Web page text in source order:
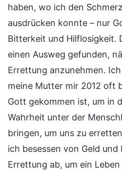
haben, wo ich den
ausdrücken konnte – nur
Bitterkeit und Hilflosigkeit.
einen Ausweg gefunden,
Errettung anzunehmen.
meine Mutter mir 2012 oft
Gott gekommen ist, um in
Wahrheit unter der
bringen, um uns zu
ich besessen von Geld
Errettung ab, um ein